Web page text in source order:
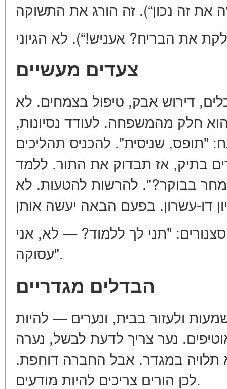
צעדים מעשיים
דירוש אבק, טיפול בצמחים. לא
חלק מהמשפחה. לעודד נסיונות,
"תופס, שניסית". להכניס תהליכים
בתיק, אז תבדוק את התור. ללמד
בבוקר?". להרשות להטעות. לא
"תני לך ללמוד? — לא, אני
עסוקה".
הבדלים מגדריים
ולעזור בבית, ונערים — להיות
נער צריך לדעת לבשל, נערה
במגדר. אבל החברה דוחפת.
לכן הורים צריכים להיות מודעים.